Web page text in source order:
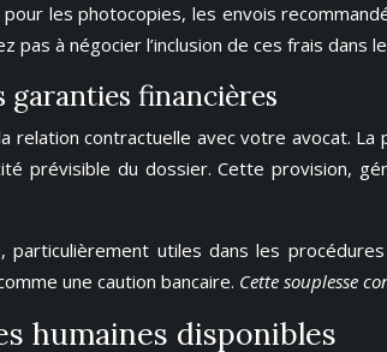
les photocopies, les envois
pas à négocier l’inclusion de ces frais
garanties financières
contractuelle avec votre avocat.
prévisible du dossier. Cette provision,
utiles dans les
une caution bancaire. Cette souplesse
humaines disponibles